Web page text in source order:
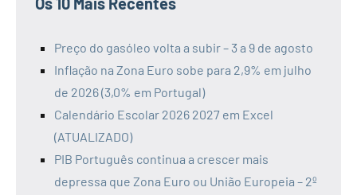
Preço do gasóleo volta a subir – 3 a 9 de agosto
Inflação na Zona Euro sobe para 2,9% em julho
de 2026 (3,0% em Portugal)
Calendário Escolar 2026 2027 em Excel
(ATUALIZADO)
PIB Português continua a crescer mais
depressa que Zona Euro ou União Europeia – 2º